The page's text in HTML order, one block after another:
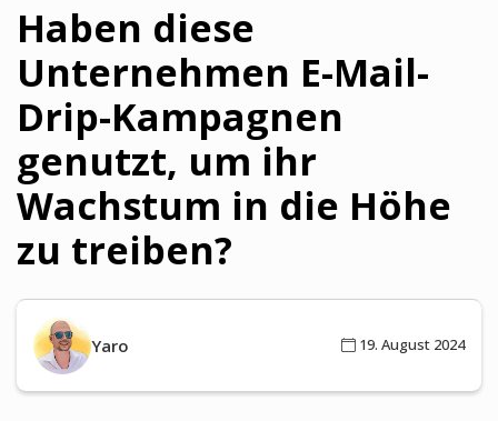
Haben diese
Unternehmen E-Mail-
Drip-Kampagnen
genutzt, um ihr
Wachstum in die Höhe
zu treiben?
Yaro 19. August 2024